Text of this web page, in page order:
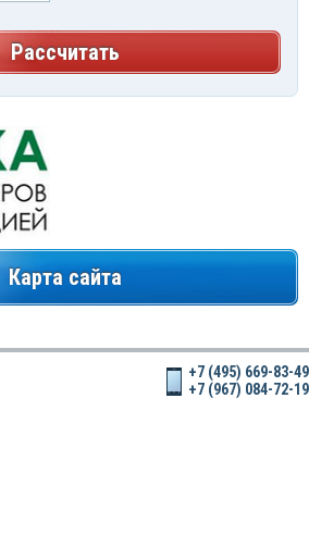
Рассчитать
Карта сайта
+7 (495) 669-83-49
+7 (967) 084-72-19